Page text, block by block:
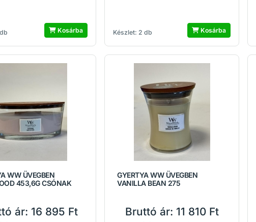
Kosárba Készlet: 2 db Kosárba
WW ÜVEGBEN
453,6G CSÓNAK
ár: 16 895 Ft
GYERTYA WW ÜVEGBEN
VANILLA BEAN 275
Bruttó ár: 11 810 Ft